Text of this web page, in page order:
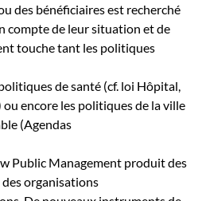
des bénéficiaires est recherché
compte de leur situation et de
touche tant les politiques
de santé (cf. loi Hôpital,
encore les politiques de la ville
(Agendas
Public Management produit des
organisations